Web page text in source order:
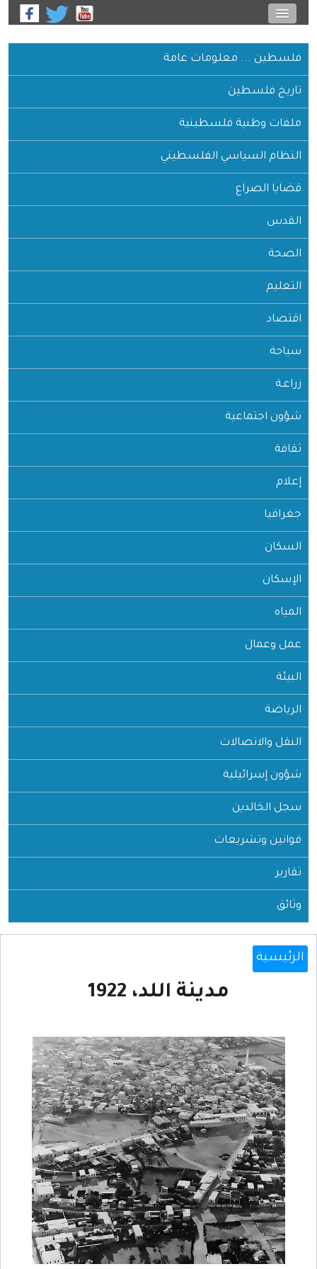
فلسطين ... معلومات عامة
تاريخ فلسطين
ملفات وطنية فلسطينية
النظام السياسي الفلسطيني
قضايا الصراع
القدس
الصحة
التعليم
اقتصاد
سياحة
زراعـة
شؤون اجتماعية
ثقافة
إعلام
جغرافيا
السكان
الإسكان
المياه
عمل وعمال
البيئة
الرياضة
النقل والاتصالات
شؤون إسرائيلية
سجل الخالدين
قوانين وتشريعات
تقارير
وثائق
الرئيسية
مدينة اللد، 1922